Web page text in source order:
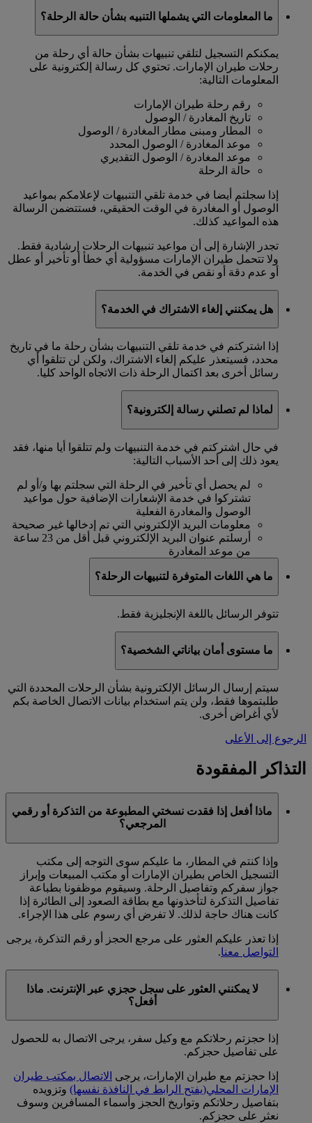
ما المعلومات التي يشملها التنبيه بشأن حالة الرحلة؟
يمكنكم التسجيل لتلقي تنبيهات بشأن حالة أي رحلة من
رحلات طيران الإمارات. تحتوي كل رسالة إلكترونية على
المعلومات التالية:
رقم رحلة طيران الإمارات
تاريخ المغادرة / الوصول
المطار ومبنى مطار المغادرة / الوصول
موعد المغادرة / الوصول المحدد
موعد المغادرة / الوصول التقديري
حالة الرحلة
إذا سجلتم أيضا في خدمة تلقي التنبيهات لإعلامكم بمواعيد
الوصول أو المغادرة في الوقت الحقيقي، فستتضمن الرسالة
هذه المواعيد كذلك.
تجدر الإشارة إلى أن مواعيد تنبيهات الرحلات إرشادية فقط.
ولا تتحمل طيران الإمارات مسؤولية أي خطأ أو تأخير أو عطل
أو عدم دقة أو نقص في الخدمة.
هل يمكنني إلغاء الاشتراك في الخدمة؟
إذا اشتركتم في خدمة تلقي التنبيهات بشأن رحلة ما في تاريخ
محدد، فسيتعذر عليكم إلغاء الاشتراك، ولكن لن تتلقوا أي
رسائل أخرى بعد اكتمال الرحلة ذات الاتجاه الواحد كليا.
لماذا لم تصلني رسالة إلكترونية؟
في حال اشتركتم في خدمة التنبيهات ولم تتلقوا أيا منها، فقد
يعود ذلك إلى أحد الأسباب التالية:
لم يحصل أي تأخير في الرحلة التي سجلتم بها و/أو لم
تشتركوا في خدمة الإشعارات الإضافية حول مواعيد
الوصول والمغادرة الفعلية
معلومات البريد الإلكتروني التي تم إدخالها غير صحيحة
أرسلتم عنوان البريد الإلكتروني قبل أقل من 23 ساعة
من موعد المغادرة
ما هي اللغات المتوفرة لتنبيهات الرحلة؟
تتوفر الرسائل باللغة الإنجليزية فقط.
ما مستوى أمان بياناتي الشخصية؟
سيتم إرسال الرسائل الإلكترونية بشأن الرحلات المحددة التي
طلبتموها فقط، ولن يتم استخدام بيانات الاتصال الخاصة بكم
لأي أغراض أخرى.
الرجوع إلى الأعلى
التذاكر المفقودة
ماذا أفعل إذا فقدت نسختي المطبوعة من التذكرة أو رقمي
المرجعي؟
وإذا كنتم في المطار، ما عليكم سوى التوجه إلى مكتب
التسجيل الخاص بطيران الإمارات أو مكتب المبيعات وإبراز
جواز سفركم وتفاصيل الرحلة. وسيقوم موظفونا بطباعة
تفاصيل التذكرة لتأخذونها مع بطاقة الصعود إلى الطائرة إذا
كانت هناك حاجة لذلك. لا تفرض أي رسوم على هذا الإجراء.
إذا تعذر عليكم العثور على مرجع الحجز أو رقم التذكرة، يرجى
التواصل معنا.
لا يمكنني العثور على سجل حجزي عبر الإنترنت. ماذا
أفعل؟
إذا حجزتم رحلاتكم مع وكيل سفر، يرجى الاتصال به للحصول
على تفاصيل حجزكم.
إذا حجزتم مع طيران الإمارات، يرجى الاتصال بمكتب طيران
الإمارات المحلي(يفتح الرابط في النافذة نفسها) وتزويده
بتفاصيل رحلاتكم وتواريخ الحجز وأسماء المسافرين وسوف
نعثر على حجزكم.